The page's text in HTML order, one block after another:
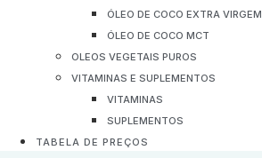
ÓLEO DE COCO EXTRA VIRGEM
ÓLEO DE COCO MCT
OLEOS VEGETAIS PUROS
VITAMINAS E SUPLEMENTOS
VITAMINAS
SUPLEMENTOS
TABELA DE PREÇOS